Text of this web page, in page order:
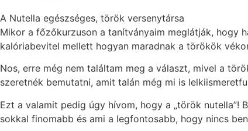
A Nutella egészséges, török versenytársa
Mikor a főzőkurzuson a tanítványaim meglátják, hogy
kalóriabevitel mellett hogyan maradnak a törökök
Nos, erre még nem találtam meg a választ, mivel a
szeretnék bemutatni, amit talán még mi is
Ezt a valamit pedig úgy hívom, hogy a „török
sokkal finomabb és ami a legfontosabb, hogy nincs